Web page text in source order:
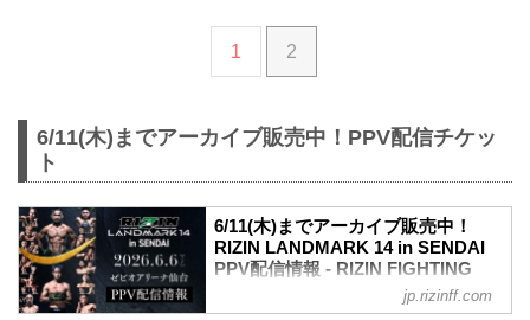
1 2
6/11(木)までアーカイブ販売中！PPV配信チケッ
ト
6/11(木)までアーカイブ販売中！
RIZIN LANDMARK 14 in SENDAI
PPV配信情報 - RIZIN FIGHTING
FEDERATION オフィシャルサイト
jp.rizinff.com